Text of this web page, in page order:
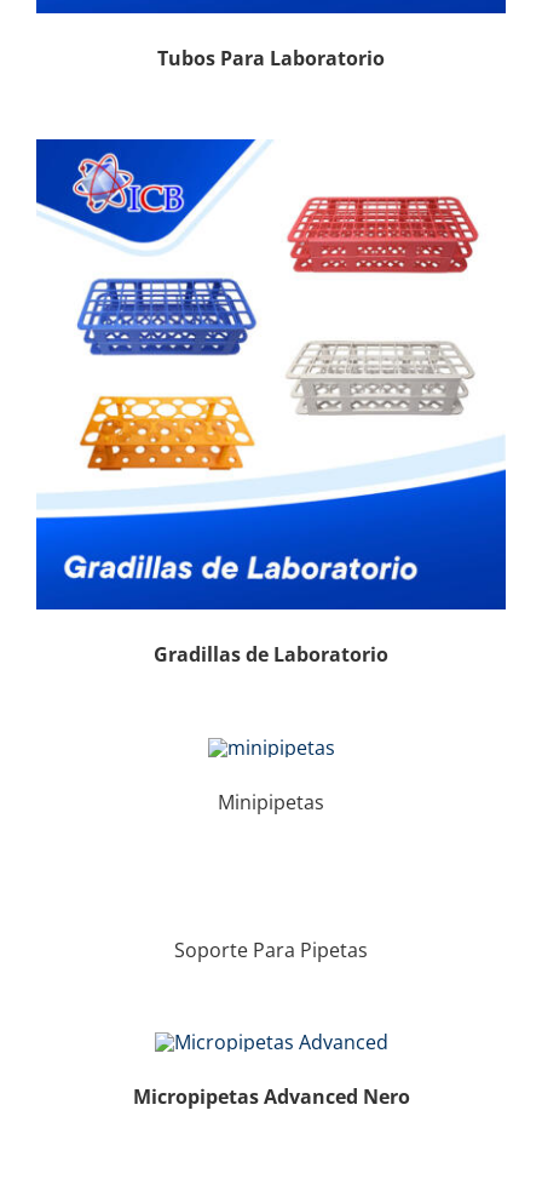
Tubos Para Laboratorio
Gradillas de Laboratorio
Minipipetas
Soporte Para Pipetas
Micropipetas Advanced Nero